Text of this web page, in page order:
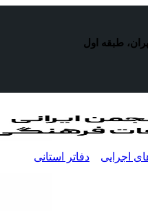
طبقه اول
اجرایی دفاتر استانی